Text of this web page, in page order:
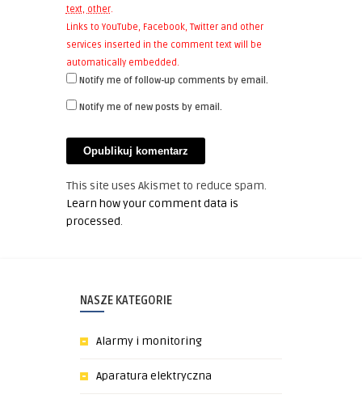
text, other.
Links to YouTube, Facebook, Twitter and other
services inserted in the comment text will be
automatically embedded.
Notify me of follow-up comments by email.
Notify me of new posts by email.
This site uses Akismet to reduce spam.
Learn how your comment data is
processed.
NASZE KATEGORIE
Alarmy i monitoring
Aparatura elektryczna